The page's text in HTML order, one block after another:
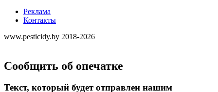
Реклама
Контакты
www.pesticidy.by 2018-2026
Сообщить об опечатке
Текст, который будет отправлен нашим